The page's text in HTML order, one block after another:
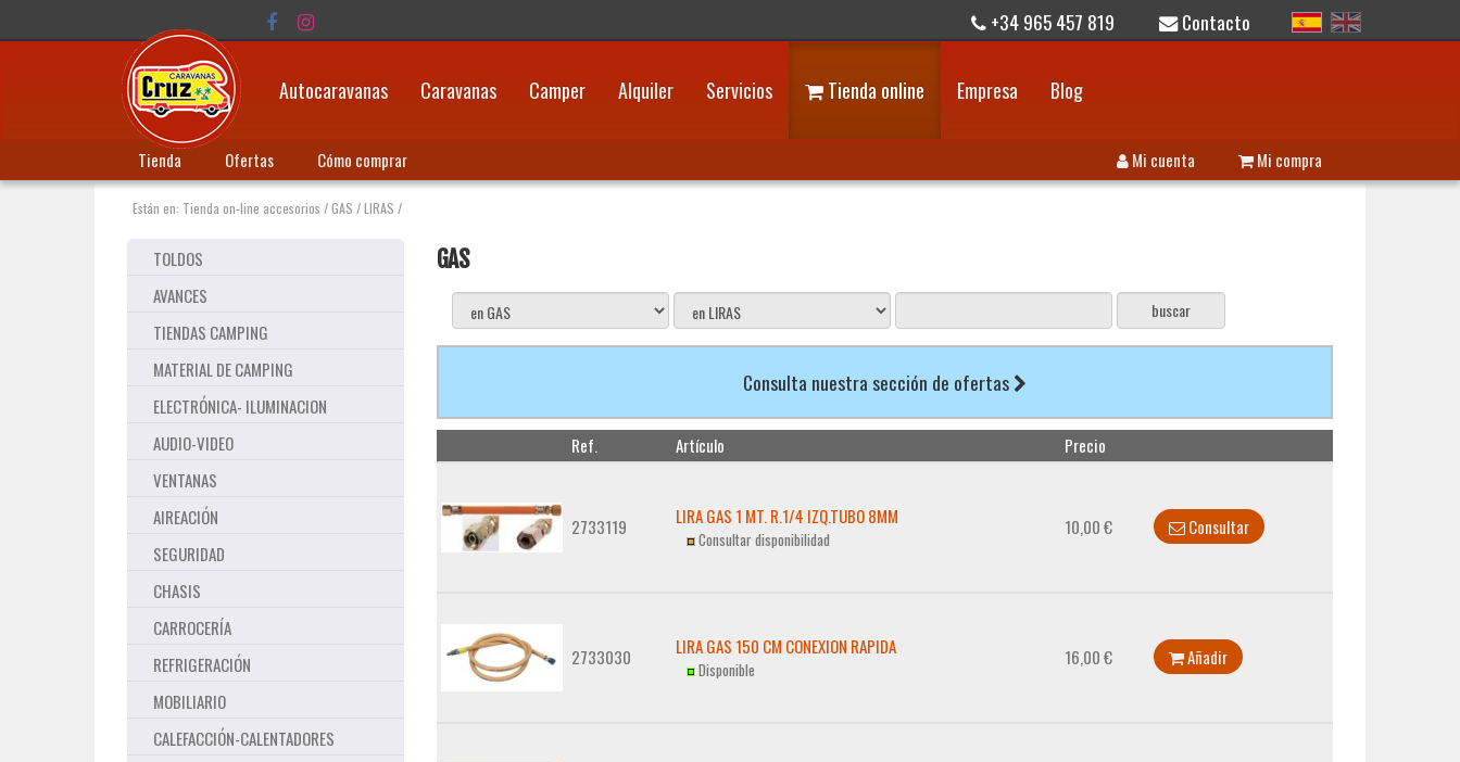
+34 965 457 819 Contacto
Autocaravanas Caravanas Camper Alquiler Servicios Tienda online Empresa Blog
Tienda Ofertas Cómo comprar Mi compra
Mi cuenta
Están en: Tienda on-line accesorios /GAS /LIRAS /
TOLDOS
AVANCES
TIENDAS CAMPING
MATERIAL DE CAMPING
ELECTRÓNICA- ILUMINACION
AUDIO-VIDEO
VENTANAS
AIREACIÓN
SEGURIDAD
CHASIS
CARROCERÍA
REFRIGERACIÓN
MOBILIARIO
CALEFACCIÓN-CALENTADORES
GAS
Consulta nuestra sección de ofertas
Ref. Artículo Precio
2733119 LIRA GAS 1 MT. R.1/4 IZQ.TUBO 8MM
Consultar disponibilidad
10,00 € Consultar
2733030 LIRA GAS 150 CM CONEXION RAPIDA
Disponible
16,00 € Añadir